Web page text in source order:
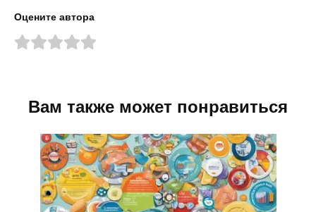
Оцените автора
Вам также может понравиться